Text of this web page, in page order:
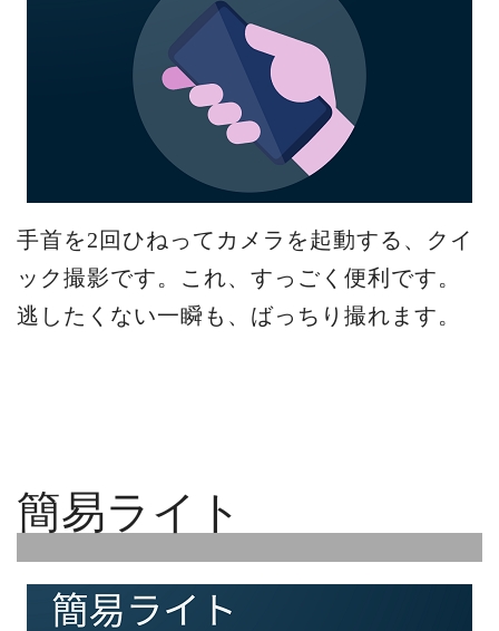
手首を2回ひねってカメラを起動する、クイ
ック撮影です。これ、すっごく便利です。
逃したくない一瞬も、ばっちり撮れます。
簡易ライト